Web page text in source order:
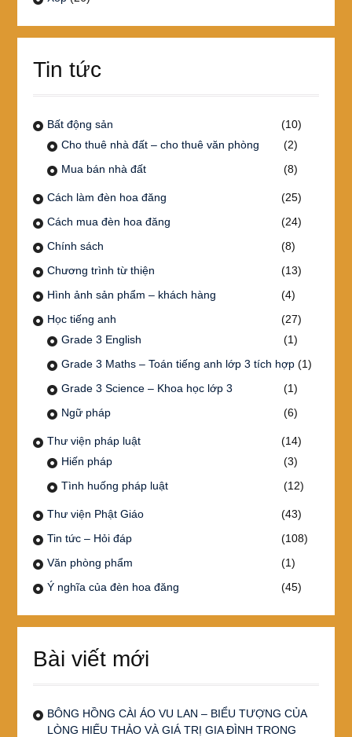
Tin tức
Bất động sản
(10)
Cho thuê nhà đất – cho thuê văn phòng
(2)
Mua bán nhà đất
(8)
Cách làm đèn hoa đăng
(25)
Cách mua đèn hoa đăng
(24)
Chính sách
(8)
Chương trình từ thiện
(13)
Hình ảnh sản phẩm – khách hàng
(4)
Học tiếng anh
(27)
Grade 3 English
(1)
Grade 3 Maths – Toán tiếng anh lớp 3 tích hợp(1)
Grade 3 Science – Khoa học lớp 3
(1)
Ngữ pháp
(6)
Thư viện pháp luật
(14)
Hiến pháp
(3)
Tình huống pháp luật
(12)
Thư viện Phật Giáo
(43)
Tin tức – Hỏi đáp
(108)
Văn phòng phẩm
(1)
Ý nghĩa của đèn hoa đăng
(45)
Bài viết mới
BÔNG HỒNG CÀI ÁO VU LAN – BIỂU TƯỢNG CỦA
LÒNG HIẾU THẢO VÀ GIÁ TRỊ GIA ĐÌNH TRONG